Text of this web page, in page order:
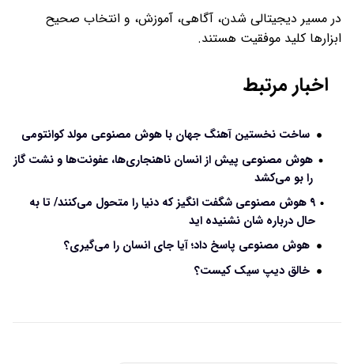
در مسیر دیجیتالی شدن، آگاهی، آموزش، و انتخاب صحیح
ابزارها کلید موفقیت هستند.
اخبار مرتبط
ساخت نخستین آهنگ جهان با هوش مصنوعی مولد کوانتومی
هوش مصنوعی پیش از انسان ناهنجاری‌ها، عفونت‌ها و نشت گاز
را بو می‌کشد
۹ هوش مصنوعی شگفت انگیز که دنیا را متحول می‌کنند/ تا به
حال درباره شان نشنیده اید
هوش مصنوعی پاسخ داد؛ آیا جای انسان را می‌گیری؟
خالق دیپ سیک کیست؟